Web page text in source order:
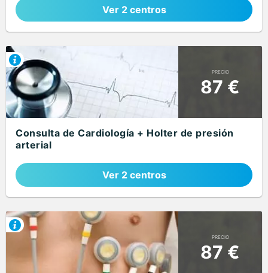
Ver 2 centros
PRECIO
87 €
Consulta de Cardiología + Holter de presión
arterial
Ver 2 centros
PRECIO
87 €